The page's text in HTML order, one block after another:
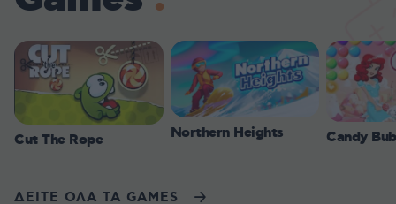
Cut The Rope Northern Heights Candy
ΔΕΙΤΕ ΟΛΑ ΤΑ GAMES